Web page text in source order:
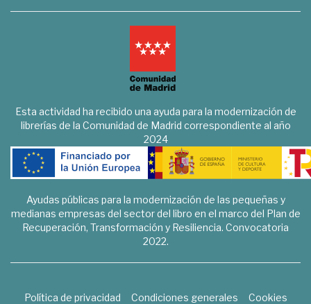
Esta actividad ha recibido una ayuda para la modernización de
librerías de la Comunidad de Madrid correspondiente al año
2024
Ayudas públicas para la modernización de las pequeñas y
medianas empresas del sector del libro en el marco del Plan de
Recuperación, Transformación y Resiliencia. Convocatoria
2022.
Política de privacidad Condiciones generales
Cookies